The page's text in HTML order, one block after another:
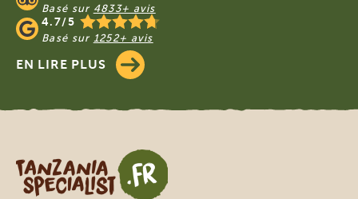
Basé sur 4833+ avis
4.7/5
Basé sur 1252+ avis
EN LIRE PLUS
Tanzania Specialist